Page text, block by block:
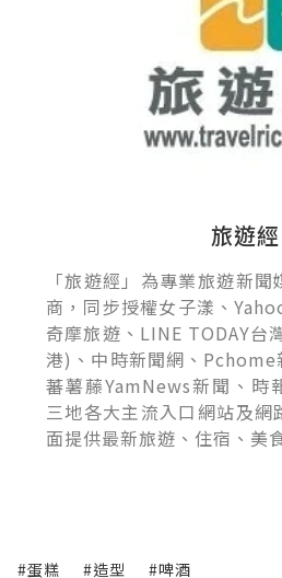
旅遊經
「旅遊經」為專業旅遊新
商，同步授權女子漾、
奇摩旅遊、LINE TODAY台
港)、中時新聞網、
蕃薯藤YamNews新聞、
三地各大主流入口網站及網
面提供最新旅遊、住宿、美
#蛋糕 #造型 #啤酒